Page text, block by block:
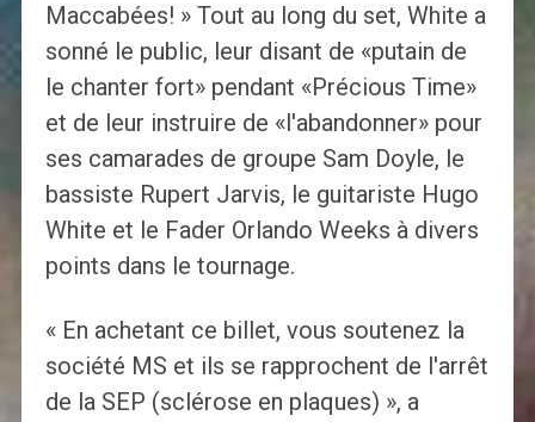
Maccabées! » Tout au long du set, White a
sonné le public, leur disant de «putain de
le chanter fort» pendant «Précious Time»
et de leur instruire de «l'abandonner» pour
ses camarades de groupe Sam Doyle, le
bassiste Rupert Jarvis, le guitariste Hugo
White et le Fader Orlando Weeks à divers
points dans le tournage.
« En achetant ce billet, vous soutenez la
société MS et ils se rapprochent de l'arrêt
de la SEP (sclérose en plaques) », a